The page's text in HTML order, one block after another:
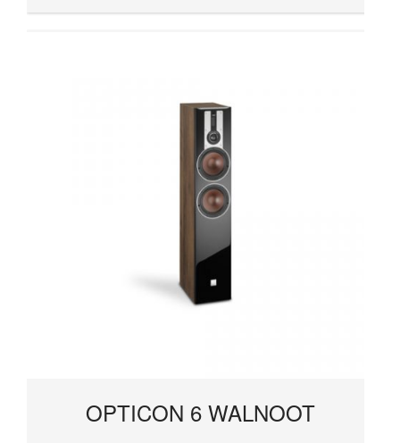
OPTICON 6 WALNOOT